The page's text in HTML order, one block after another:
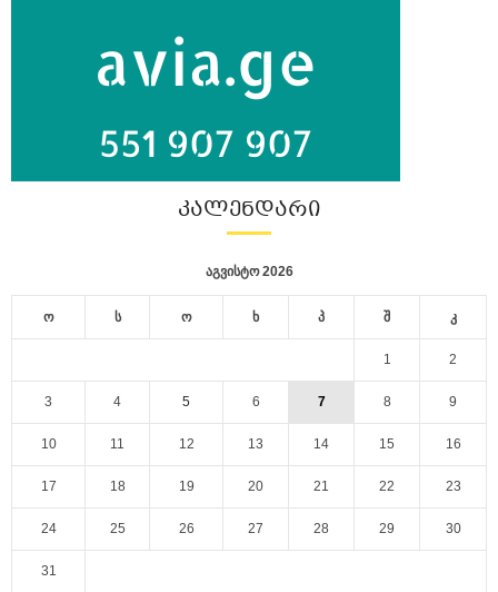
ᲙᲐᲚᲔᲜᲓᲐᲠᲘ
აგვისტო 2026
ო ს ო ხ პ შ კ
1 2
3 4 5 6 7 8 9
10 11 12 13 14 15 16
17 18 19 20 21 22 23
24 25 26 27 28 29 30
31